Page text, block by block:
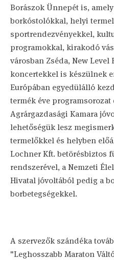
Borászok Ünnepét is,
borkóstolókkal, helyi
sportrendezvényekkel,
programokkal, kirakodó
városban Zséda, New Level
koncertekkel is készülnek
Európában egyedülálló
termék éve programsorozat
Agrárgazdasági Kamara
lehetőségük lesz
termelőkkel és helyben
Lochner Kft. betörésbiztos
rendszerével, a Nemzeti
Hivatal jóvoltából pedig a
borbetegségekkel.
A szervezők szándéka
"Leghosszabb Maraton